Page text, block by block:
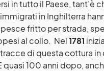
in tutto il Paese, tant’è
in Inghilterra
fritto per strada,
al collo. Nel1781
di questa cottura in
quasi 100 anni dopo,